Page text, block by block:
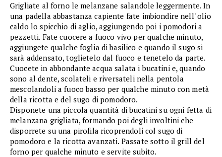
Grigliate al forno le melanzane salandole leggermente. In
una padella abbastanza capiente fate imbiondire nell' olio
caldo lo spicchio di aglio, aggiungendo poi i pomodori a
pezzetti. Fate cuocere a fuoco vivo per qualche minuto,
aggiungete qualche foglia di basilico e quando il sugo si
sarà addensato, toglietelo dal fuoco e tenetelo da parte.
Cuocete in abbondante acqua salata i bucatini e, quando
sono al dente, scolateli e riversateli nella pentola
mescolandoli a fuoco basso per qualche minuto con metà
della ricotta e del sugo di pomodoro.
Disponete una piccola quantità di bucatini su ogni fetta di
melanzana grigliata, formando poi degli involtini che
disporrete su una pirofila ricoprendoli col sugo di
pomodoro e la ricotta avanzati. Passate sotto il grill del
forno per qualche minuto e servite subito.